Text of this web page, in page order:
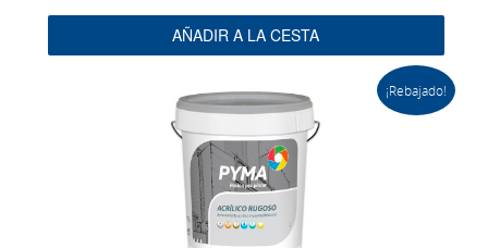
AÑADIR A LA CESTA
¡Rebajado!